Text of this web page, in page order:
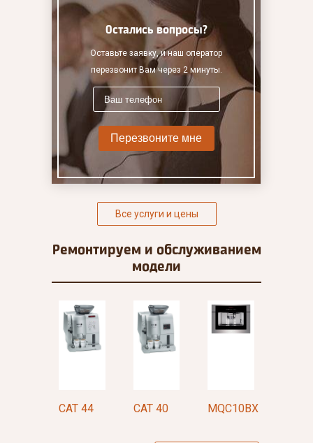
Остались вопросы?
Оставьте заявку, и наш оператор
перезвонит Вам через 2 минуты.
Перезвоните мне
Все услуги и цены
Ремонтируем и обслуживанием
модели
CAT 44 CAT 40 MQC10BX